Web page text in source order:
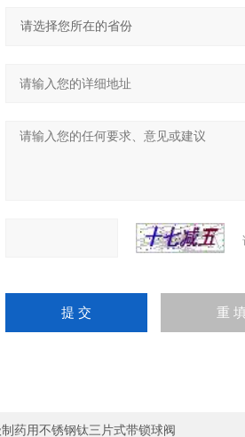
药用不锈钢钛三片式带锁球阀